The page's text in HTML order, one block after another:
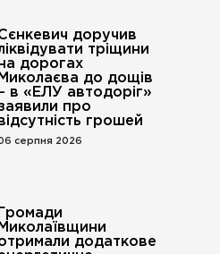
доручив
тріщини
дорогах
Миколаєва до дощів
в «ЕЛУ автодоріг»
про
грошей
серпня 2026
Громади
Миколаївщини
додаткове